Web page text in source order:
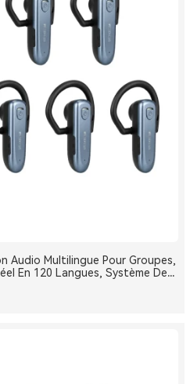
Audio Multilingue Pour Groupes,
En 120 Langues, Système De
One-To-Many, Diffusion